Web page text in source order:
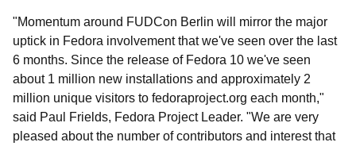
"Momentum around FUDCon Berlin will mirror the major
uptick in Fedora involvement that we've seen over the last
6 months. Since the release of Fedora 10 we've seen
about 1 million new installations and approximately 2
million unique visitors to fedoraproject.org each month,"
said Paul Frields, Fedora Project Leader. "We are very
pleased about the number of contributors and interest that